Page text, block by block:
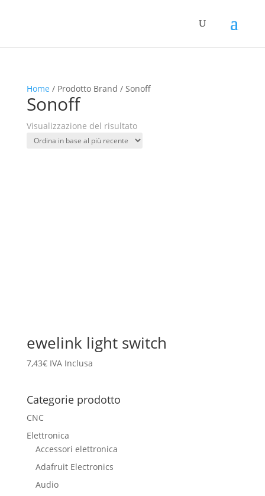
Home / Prodotto Brand / Sonoff
Sonoff
Visualizzazione del risultato
ewelink light switch
7,43€ IVA Inclusa
Categorie prodotto
CNC
Elettronica
Accessori elettronica
Adafruit Electronics
Audio